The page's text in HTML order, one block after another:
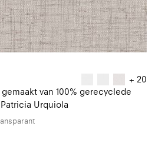
+ 20
van 100% gerecyclede
Urquiola